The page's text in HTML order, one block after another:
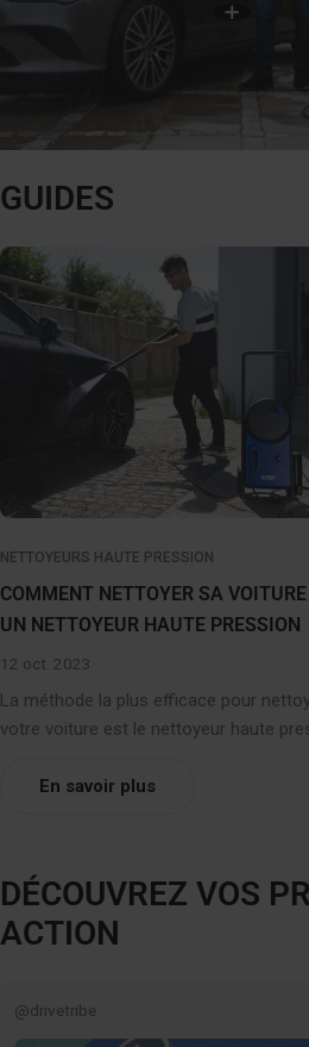
GUIDES
NETTOYEURS HAUTE PRESSION
COMMENT NETTOYER SA
UN NETTOYEUR HAUTE PRESSION
12 oct. 2023
La méthode la plus efficace pour
votre voiture est le nettoyeur haute
nettoyer sa voiture avec un nettoyeur
la garder en parfait état ? Les voitures
tendance à se salir à cause d’une
choses telles que des insectes, le
mois d’hiver, votre voiture aura encore
En savoir plus
DÉCOUVREZ VOS
ACTION
@drivetribe